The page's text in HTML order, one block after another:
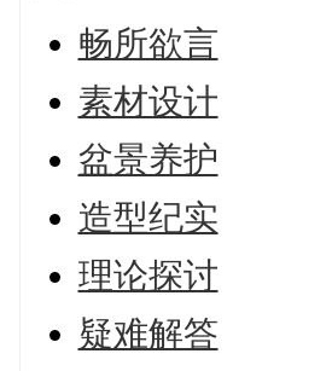
畅所欲言
素材设计
盆景养护
造型纪实
理论探讨
疑难解答